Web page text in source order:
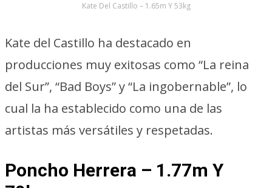
Kate Del Castillo – 1.65m Y 53kg
Kate del Castillo ha destacado en
producciones muy exitosas como “La reina
del Sur”, “Bad Boys” y “La ingobernable”, lo
cual la ha establecido como una de las
artistas más versátiles y respetadas.
Poncho Herrera – 1.77m Y